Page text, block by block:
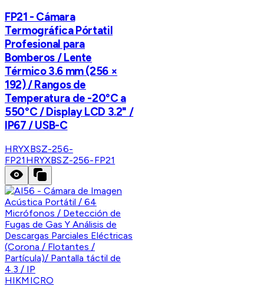
FP21 - Cámara
Termográfica Pórtatil
Profesional para
Bomberos / Lente
Térmico 3.6 mm (256 ×
192) / Rangos de
Temperatura de -20°C a
550°C / Display LCD 3.2" /
IP67 / USB-C
HRYXBSZ-256-
FP21 HRYXBSZ-256-FP21
HIKMICRO